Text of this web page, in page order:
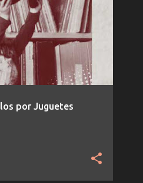
por Juguetes